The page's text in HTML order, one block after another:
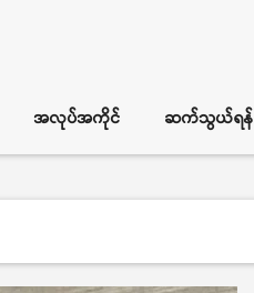
အလုပ်အကိုင် ဆက်သွယ်ရန်